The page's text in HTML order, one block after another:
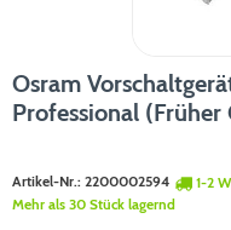
Osram
Professional
Artikel-Nr.: 2200002594
1-2
Mehr als 30 Stück lagernd